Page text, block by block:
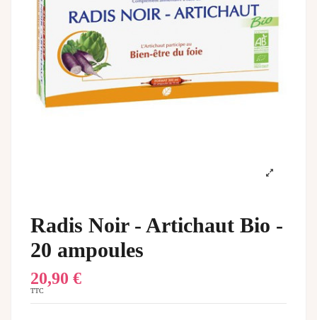
Radis Noir - Artichaut Bio -
20 ampoules
20,90 €
TTC